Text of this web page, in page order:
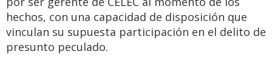
hechos, con una capacidad de disposición que
vinculan su supuesta participación en el delito de
presunto peculado.